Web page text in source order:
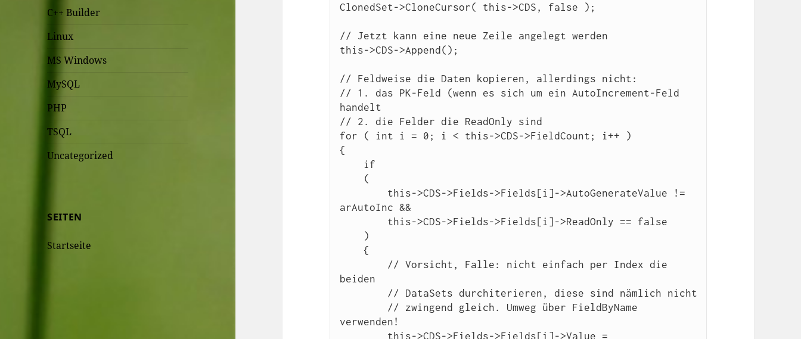
C++ Builder
Linux
MS Windows
MySQL
PHP
TSQL
Uncategorized
SEITEN
Startseite
ClonedSet->CloneCursor( this->CDS, false );
// Jetzt kann eine neue Zeile angelegt werden
this->CDS->Append();
// Feldweise die Daten kopieren, allerdings nicht:
// 1. das PK-Feld (wenn es sich um ein AutoIncrement-Feld
handelt
// 2. die Felder die ReadOnly sind
for ( int i = 0; i < this->CDS->FieldCount; i++ )
{
if
this->CDS->Fields->Fields[i]->AutoGenerateValue !=
arAutoInc &&
this->CDS->Fields->Fields[i]->ReadOnly == false
)
// Vorsicht, Falle: nicht einfach per Index die
beiden
verwenden!